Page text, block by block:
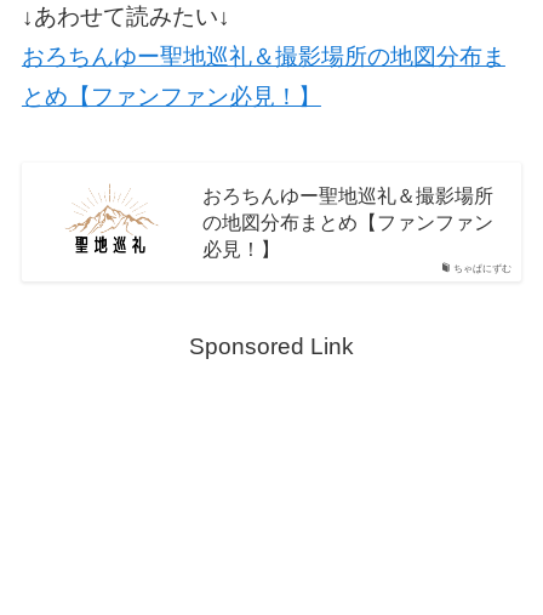
↓あわせて読みたい↓
おろちんゆー聖地巡礼＆撮影場所の地図分布ま
とめ【ファンファン必見！】
ちゃぱにずむ
おろちんゆー聖地巡礼＆撮影場所
の地図分布まとめ【ファンファン
必見！】
Sponsored Link